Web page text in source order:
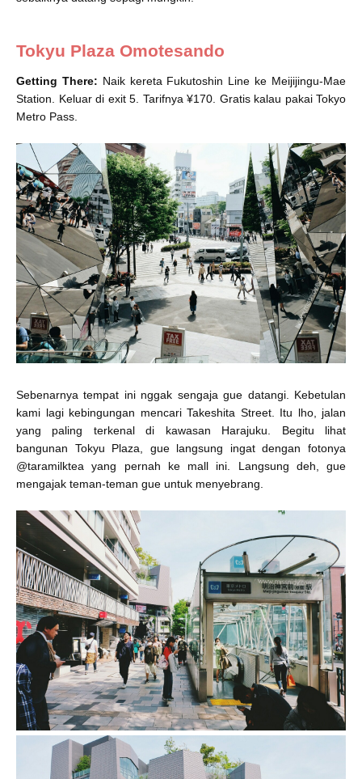
Tokyu Plaza Omotesando
Getting There: Naik kereta Fukutoshin Line ke Meijijingu-Mae
Station. Keluar di exit 5. Tarifnya ¥170. Gratis kalau pakai Tokyo
Metro Pass.
Sebenarnya tempat ini nggak sengaja gue datangi. Kebetulan
kami lagi kebingungan mencari Takeshita Street. Itu lho, jalan
yang paling terkenal di kawasan Harajuku. Begitu lihat
bangunan Tokyu Plaza, gue langsung ingat dengan fotonya
@taramilktea yang pernah ke mall ini. Langsung deh, gue
mengajak teman-teman gue untuk menyebrang.